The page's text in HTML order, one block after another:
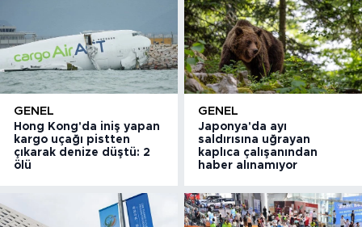
GENEL
Hong Kong'da iniş yapan
kargo uçağı pistten
çıkarak denize düştü: 2
ölü
GENEL
Japonya'da ayı
saldırısına uğrayan
kaplıca çalışanından
haber alınamıyor